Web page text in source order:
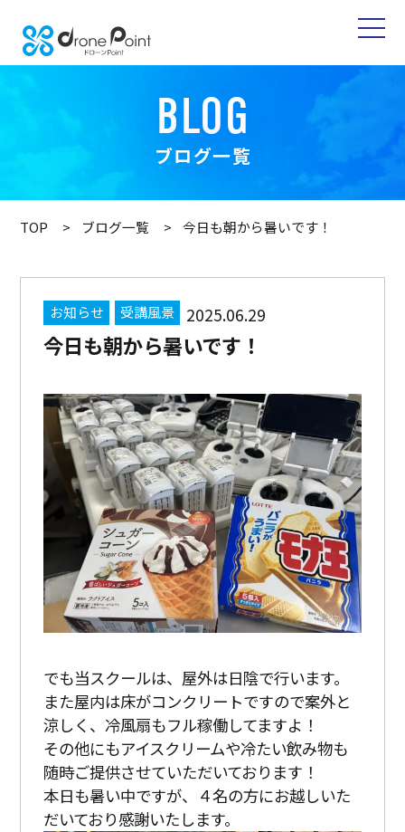
BLOG
ブログ一覧
TOP ブログ一覧 今日も朝から暑いです！
お知らせ 受講風景 2025.06.29
今日も朝から暑いです！
でも当スクールは、屋外は日陰で行います。
また屋内は床がコンクリートですので案外と
涼しく、冷風扇もフル稼働してますよ！
その他にもアイスクリームや冷たい飲み物も
随時ご提供させていただいております！
本日も暑い中ですが、４名の方にお越しいた
だいており感謝いたします。